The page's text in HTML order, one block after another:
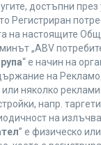
достъпни през
Регистриран
на настоящите
„ABV
“ е начин на
на
няколко реклами
напр.
на
” е физическо или